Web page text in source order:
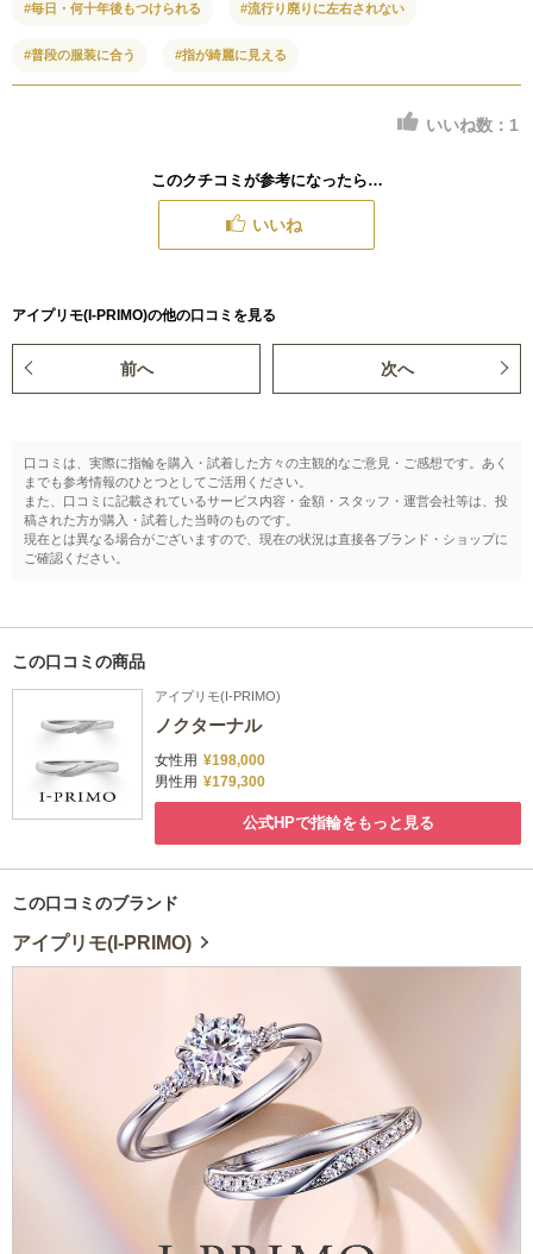
#毎日・何十年後もつけられる #流行り廃りに左右されない
#普段の服装に合う #指が綺麗に見える
いいね数： 1
このクチコミが参考になったら…
いいね
アイプリモ(I-PRIMO)の他の口コミを見る
前へ 次へ
口コミは、実際に指輪を購入・試着した方々の主観的なご意見・ご感想です。あく
までも参考情報のひとつとしてご活用ください。
また、口コミに記載されているサービス内容・金額・スタッフ・運営会社等は、投
稿された方が購入・試着した当時のものです。
現在とは異なる場合がございますので、現在の状況は直接各ブランド・ショップに
ご確認ください。
この口コミの商品
アイプリモ(I-PRIMO)
ノクターナル
女性用 ¥198,000
男性用 ¥179,300
公式HPで指輪をもっと見る
この口コミのブランド
アイプリモ(I-PRIMO)